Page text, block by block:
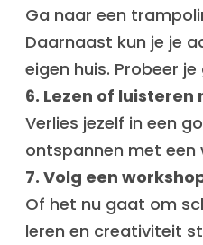
Ga naar een
Daarnaast kun je je
eigen huis. Probeer
6. Lezen of
Verlies jezelf in een
ontspannen met een
7. Volg een
Of het nu gaat om
leren en creativiteit